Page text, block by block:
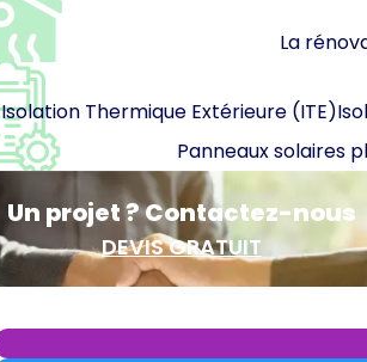
La
Isolation Thermique Extérieure (ITE)
Panneaux solaires
Un projet ? Contactez-nous
DEVIS GRATUIT